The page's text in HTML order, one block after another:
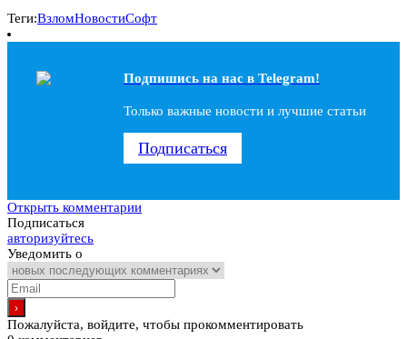
Теги:ВзломНовостиСофт
Подпишись на наc в Telegram!
Только важные новости и лучшие статьи
Подписаться
Открыть комментарии
Подписаться
авторизуйтесь
Уведомить о
Пожалуйста, войдите, чтобы прокомментировать